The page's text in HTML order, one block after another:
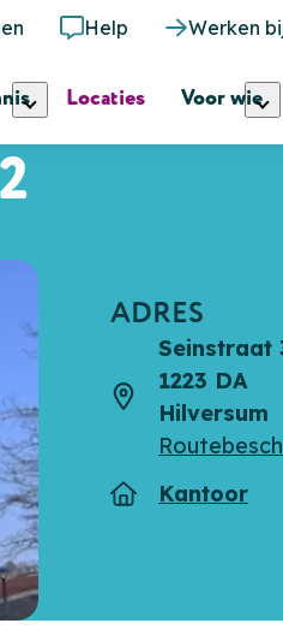
Help Werken
Locaties Voor wie
ADRES
Adres
Seinstraat
1223 DA
Hilversum
Type
Kantoor